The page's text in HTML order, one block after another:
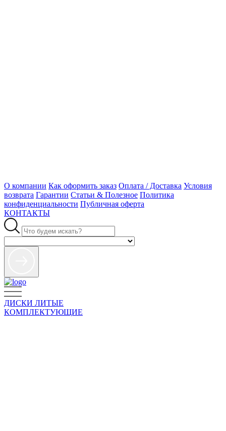
О компании Как оформить заказ Оплата / Доставка Условия
возврата Гарантии Статьи & Полезное Политика
конфиденциальности Публичная оферта
КОНТАКТЫ
ДИСКИ ЛИТЫЕ
КОМПЛЕКТУЮЩИЕ